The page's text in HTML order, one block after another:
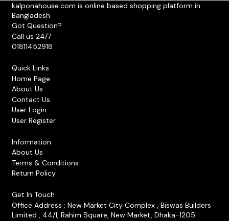
kalponahouse.com is online based shopping platform in
Bangladesh.
Got Question?
Call us 24/7
01811452918
Quick Links
Home Page
About Us
Contact Us
User Login
User Register
Information
About Us
Terms & Conditions
Return Policy
Get In Touch
Office Address : New Market City Complex , Biswas Builders
Limited , 44/1, Rahim Square, New Market, Dhaka-1205